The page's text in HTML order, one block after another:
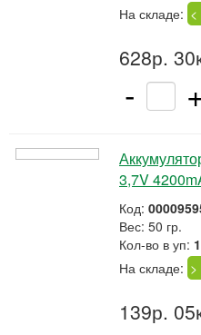
На складе: <
628р.
-
3,7V
Код:
Вес: 50 гр.
Кол-во в уп:
На складе: >
139р.